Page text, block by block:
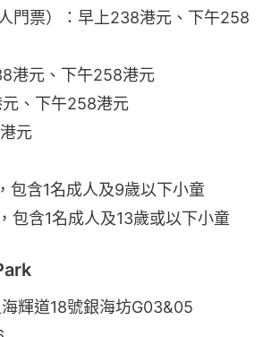
門票）：早上238港元、下午258
港元、下午258港元
、下午258港元
元
包含1名成人及9歲以下小童
包含1名成人及13歲或以下小童
輝道18號銀海坊G03&05